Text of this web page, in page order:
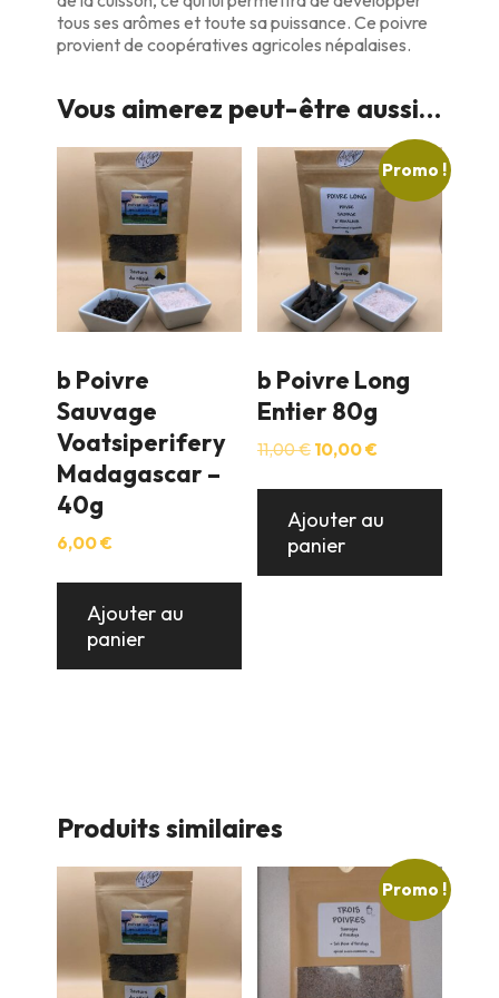
tous ses arômes et toute sa puissance. Ce poivre
provient de coopératives agricoles népalaises.
Vous aimerez peut-être aussi…
b Poivre
Sauvage
Voatsiperifery
Madagascar –
40g
6,00€
Ajouter au
panier
Promo !
b Poivre Long
Entier 80g
11,00€ Le
initial
était :
11,00 €.
10,00€Le
actuel
est :
10,00 €.
Ajouter au
panier
Produits similaires
Promo !